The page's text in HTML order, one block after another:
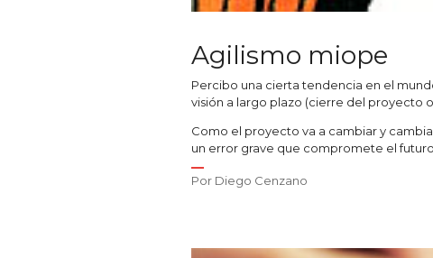
Agilismo miope
Percibo una cierta tendencia en el
visión a largo plazo (cierre del proyecto
Como el proyecto va a cambiar y
un error grave que compromete el
Por Diego Cenzano